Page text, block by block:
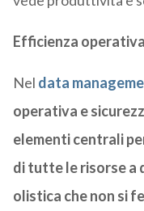
Efficienza
Nel data
operativa e
elementi centrali
di tutte le risorse a
olistica che non si